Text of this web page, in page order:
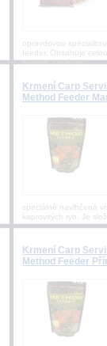
opravdovou
feeder. Obsahuje
surovin, které nav
Krmení Carp
Method Feeder
speciálně navlhčená
kaprovitých ryb. Je
Krmení Carp
Method Feeder